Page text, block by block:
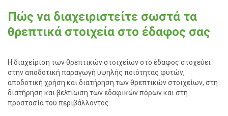
Πώς να διαχειριστείτε σωστά τα
θρεπτικά στοιχεία στο έδαφος σας
Η διαχείριση των θρεπτικών στοιχείων στο έδαφος στοχεύει
στην αποδοτική παραγωγή υψηλής ποιότητας φυτών,
αποδοτική χρήση και διατήρηση των θρεπτικών στοιχείων, στη
διατήρηση και βελτίωση των εδαφικών πόρων και στη
προστασία του περιβάλλοντος.